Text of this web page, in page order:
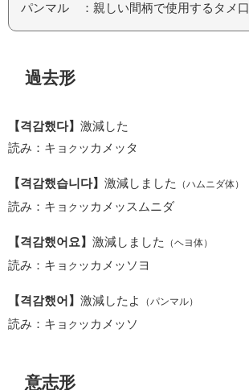
パンマル ：親しい間柄で使用するタメ口
過去形
【격감했다】 激減した
読み：キョ ク ッカメッタ
【격감했습니다】 激減しました （ハムニダ体）
読み：キョ ク ッカメッスムニダ
【격감했어요】 激減しました （ヘヨ体）
読み：キョ ク ッカメッソヨ
【격감했어】 激減したよ （パンマル）
読み：キョ ク ッカメッソ
意志形